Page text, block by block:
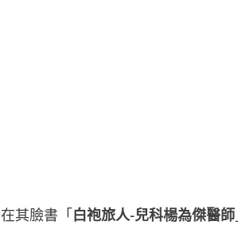
其臉書「白袍旅人-兒科楊為傑醫師